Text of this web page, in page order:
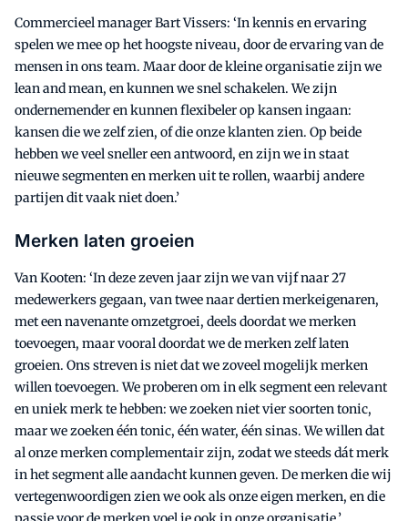
Commercieel manager Bart Vissers: ‘In kennis en ervaring
spelen we mee op het hoogste niveau, door de ervaring van de
mensen in ons team. Maar door de kleine organisatie zijn we
lean and mean, en kunnen we snel schakelen. We zijn
ondernemender en kunnen flexibeler op kansen ingaan:
kansen die we zelf zien, of die onze klanten zien. Op beide
hebben we veel sneller een antwoord, en zijn we in staat
nieuwe segmenten en merken uit te rollen, waarbij andere
partijen dit vaak niet doen.’
Merken laten groeien
Van Kooten: ‘In deze zeven jaar zijn we van vijf naar 27
medewerkers gegaan, van twee naar dertien merkeigenaren,
met een navenante omzetgroei, deels doordat we merken
toevoegen, maar vooral doordat we de merken zelf laten
groeien. Ons streven is niet dat we zoveel mogelijk merken
willen toevoegen. We proberen om in elk segment een relevant
en uniek merk te hebben: we zoeken niet vier soorten tonic,
maar we zoeken één tonic, één water, één sinas. We willen dat
al onze merken complementair zijn, zodat we steeds dát merk
in het segment alle aandacht kunnen geven. De merken die wij
vertegenwoordigen zien we ook als onze eigen merken, en die